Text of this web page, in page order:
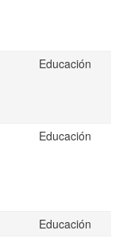
Educación
Educación
Educación